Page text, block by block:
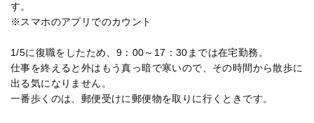
す。
※スマホのアプリでのカウント
1/5に復職をしたため、9：00～17：30までは在宅勤務。
仕事を終えると外はもう真っ暗で寒いので、その時間から散歩に
出る気になりません。
一番歩くのは、郵便受けに郵便物を取りに行くときです。